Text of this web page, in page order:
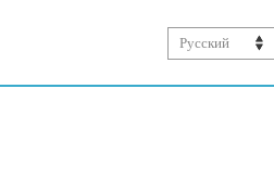
Русский